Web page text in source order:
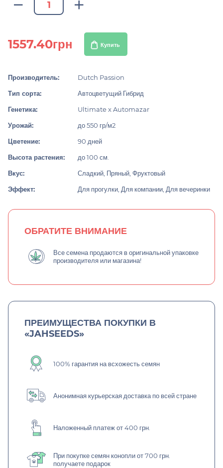
1557.40грн Купить
Производитель:
Dutch Passion
Тип сорта:
Автоцветущий Гибрид
Генетика:
Ultimate x Automazar
Урожай:
до 550 гр/м2
Цветение:
90 дней
Высота растения:
до 100 см.
Вкус:
Сладкий, Пряный, Фруктовый
Эффект:
Для прогулки, Для компании, Для вечеринки
ОБРАТИТЕ ВНИМАНИЕ
Все семена продаются в оригинальной упаковке
производителя или магазина!
ПРЕИМУЩЕСТВА ПОКУПКИ В
«JAHSEEDS»
100% гарантия на всхожесть семян
Анонимная курьерская доставка по всей стране
Наложенный платеж от 400 грн.
При покупке семян конопли от 700 грн.
получаете подарок